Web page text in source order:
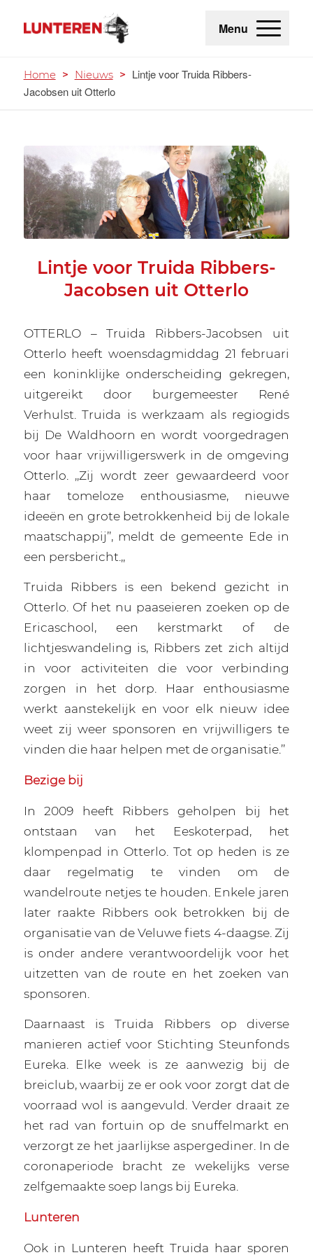
Menu
Home > Nieuws > Lintje voor Truida Ribbers-
Jacobsen uit Otterlo
Lintje voor Truida Ribbers-
Jacobsen uit Otterlo
OTTERLO – Truida Ribbers-Jacobsen uit
Otterlo heeft woensdagmiddag 21 februari
een koninklijke onderscheiding gekregen,
uitgereikt door burgemeester René
Verhulst. Truida is werkzaam als regiogids
bij De Waldhoorn en wordt voorgedragen
voor haar vrijwilligerswerk in de omgeving
Otterlo. ,,Zij wordt zeer gewaardeerd voor
haar tomeloze enthousiasme, nieuwe
ideeën en grote betrokkenheid bij de lokale
maatschappij’’, meldt de gemeente Ede in
een persbericht.,,
Truida Ribbers is een bekend gezicht in
Otterlo. Of het nu paaseieren zoeken op de
Ericaschool, een kerstmarkt of de
lichtjeswandeling is, Ribbers zet zich altijd
in voor activiteiten die voor verbinding
zorgen in het dorp. Haar enthousiasme
werkt aanstekelijk en voor elk nieuw idee
weet zij weer sponsoren en vrijwilligers te
vinden die haar helpen met de organisatie.’’
Bezige bij
In 2009 heeft Ribbers geholpen bij het
ontstaan van het Eeskoterpad, het
klompenpad in Otterlo. Tot op heden is ze
daar regelmatig te vinden om de
wandelroute netjes te houden. Enkele jaren
later raakte Ribbers ook betrokken bij de
organisatie van de Veluwe fiets 4-daagse. Zij
is onder andere verantwoordelijk voor het
uitzetten van de route en het zoeken van
sponsoren.
Daarnaast is Truida Ribbers op diverse
manieren actief voor Stichting Steunfonds
Eureka. Elke week is ze aanwezig bij de
breiclub, waarbij ze er ook voor zorgt dat de
voorraad wol is aangevuld. Verder draait ze
het rad van fortuin op de snuffelmarkt en
verzorgt ze het jaarlijkse aspergediner. In de
coronaperiode bracht ze wekelijks verse
zelfgemaakte soep langs bij Eureka.
Lunteren
Ook in Lunteren heeft Truida haar sporen